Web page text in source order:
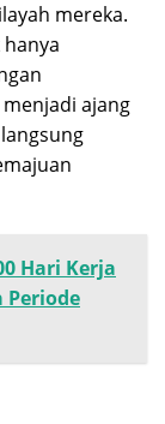
mereka.
ajang
Hari Kerja